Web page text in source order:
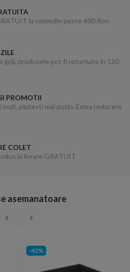
la comezile peste 600 Ron
griji, produsele pot fi returnate in 120
PROMOTII
mult, platesti mai putin. Extra reducere
COLET
la livrare GRATUIT
asemanatoare
-42%